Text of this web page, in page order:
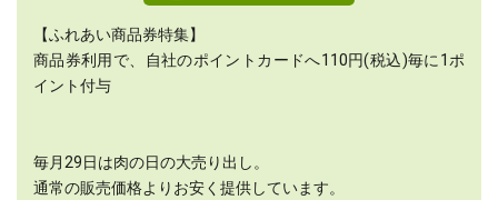
【ふれあい商品券特集】
商品券利用で、自社のポイントカードへ110円(税込)毎に1ポ
イント付与
毎月29日は肉の日の大売り出し。
通常の販売価格よりお安く提供しています。